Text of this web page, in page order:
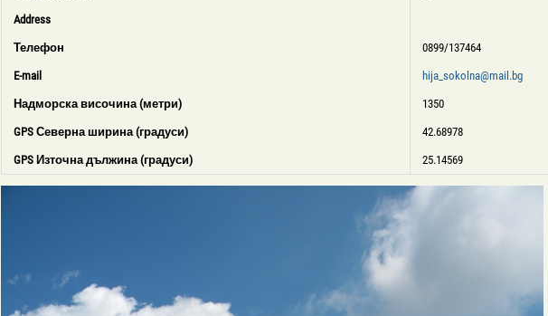
Address
Телефон 0899/137464
E-mail hija_sokolna@mail.bg
Надморска височина (метри) 1350
GPS Северна ширина (градуси) 42.68978
GPS Източна дължина (градуси) 25.14569